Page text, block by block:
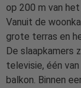
op 200 m van
Vanuit de
grote terras en
De slaapkamers
televisie, één
balkon. Binnen